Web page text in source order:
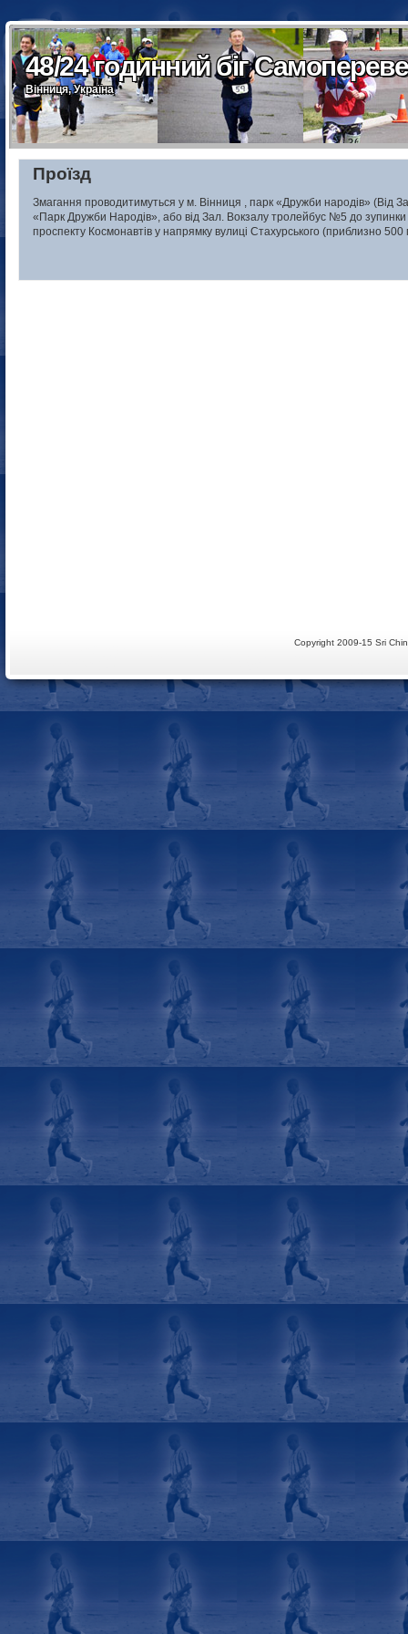
48/24 годинний біг
48/24 годинний біг
48/24 годинний біг
48/24 годинний біг
48/24 годинний біг
48/24 годинний біг
Вінниця, Україна
Вінниця, Україна
Вінниця, Україна
Вінниця, Україна
Вінниця, Україна
Вінниця, Україна
Проїзд
Змагання проводитимуться у м. Вінниця , парк «Дружби народів» (Від
«Парк Дружби Народів», або від Зал. Вокзалу тролейбус №5 до
проспекту Космонавтів у напрямку вулиці Стахурського (приблизно 500
Copyright 2009-15 Sri